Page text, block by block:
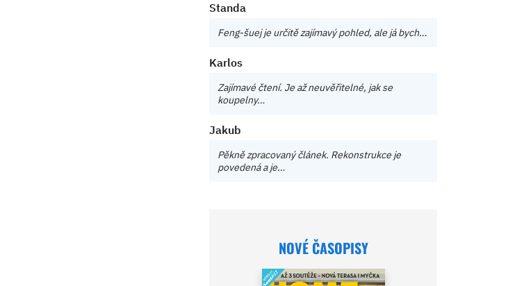
Standa
Feng-šuej je určitě zajímavý pohled, ale já bych…
Karlos
Zajímavé čtení. Je až neuvěřitelné, jak se
koupelny…
Jakub
Pěkně zpracovaný článek. Rekonstrukce je
povedená a je…
NOVÉ ČASOPISY